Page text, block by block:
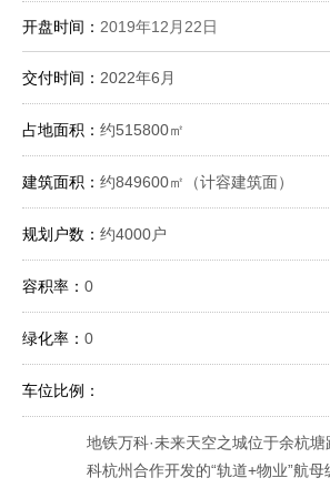
开盘时间： 2019年12月22日
交付时间： 2022年6月
占地面积：约515800㎡
建筑面积：约849600㎡（计容建筑面）
规划户数：约4000户
容积率：0
绿化率：0
车位比例：
地铁万科·未来天空之城位于余杭
科杭州合作开发的“轨道+物业”航